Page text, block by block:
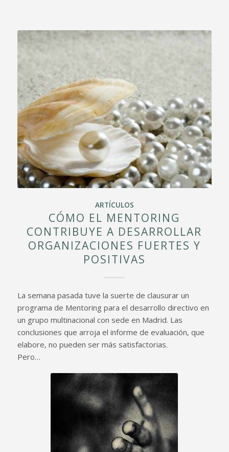
ARTÍCULOS
CÓMO EL MENTORING
CONTRIBUYE A DESARROLLAR
ORGANIZACIONES FUERTES Y
POSITIVAS
La semana pasada tuve la suerte de clausurar un
programa de Mentoring para el desarrollo directivo en
un grupo multinacional con sede en Madrid. Las
conclusiones que arroja el informe de evaluación, que
elabore, no pueden ser más satisfactorias.
Pero…